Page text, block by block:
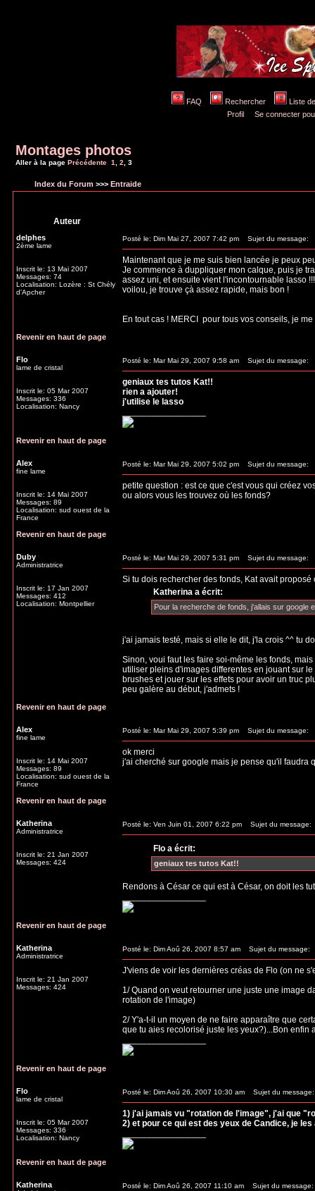
FAQ Rechercher
Liste
Profil
Se connecter
Montages photos
Aller à la page Précédente 1 2 3
Index du Forum >>> Entraide
Auteur
delphes
2ème lame
Inscrit le: 13 Mai 2007
Messages: 74
Localisation: Lozère : St Chély
d'Apcher
Posté le: Dim Mai 27, 2007 7:42 pm Sujet du message:
Maintenant que je me suis bien lancée je peux
Je commence à duppliquer mon calque, puis je
assez uni, et ensuite vient l'incontournable lasso
voilou, je trouve çà assez rapide, mais bon !
En tout cas ! MERCI pour tous vos conseils, je
Revenir en haut de page
Flo
lame de cristal
Inscrit le: 05 Mar 2007
Messages: 336
Localisation: Nancy
Posté le: Mar Mai 29, 2007 9:58 am Sujet du message:
geniaux tes tutos Kat!!
rien a ajouter!
j'utilise le lasso
Revenir en haut de page
Alex
fine lame
Inscrit le: 14 Mai 2007
Messages: 89
Localisation: sud ouest de la
France
Posté le: Mar Mai 29, 2007 5:02 pm Sujet du message:
petite question : est ce que c'est vous qui créez
ou alors vous les trouvez où les fonds?
Revenir en haut de page
Duby
Administratrice
Inscrit le: 17 Jan 2007
Messages: 412
Localisation: Montpellier
Posté le: Mar Mai 29, 2007 5:31 pm Sujet du message:
Si tu dois rechercher des fonds, Kat avait
Katherina a écrit:
Pour la recherche de fonds, j'allais sur google
j'ai jamais testé, mais si elle le dit, j'la crois ^^ tu
Sinon, voui faut les faire soi-même les fonds,
utiliser pleins d'images differentes en jouant sur
brushes et jouer sur les effets pour avoir un truc
peu galère au début, j'admets !
Revenir en haut de page
Alex
fine lame
Inscrit le: 14 Mai 2007
Messages: 89
Localisation: sud ouest de la
France
Posté le: Mar Mai 29, 2007 5:39 pm Sujet du message:
ok merci
j'ai cherché sur google mais je pense qu'il faudra
Revenir en haut de page
Katherina
Administratrice
Inscrit le: 21 Jan 2007
Messages: 424
Posté le: Ven Juin 01, 2007 6:22 pm Sujet du message:
Flo a écrit:
geniaux tes tutos Kat!!
Rendons à César ce qui est à César, on doit les
Revenir en haut de page
Katherina
Administratrice
Inscrit le: 21 Jan 2007
Messages: 424
Posté le: Dim Aoû 26, 2007 8:57 am Sujet du message:
J'viens de voir les dernières créas de Flo (on ne
1/ Quand on veut retourner une juste une image
rotation de l'image)
2/ Y'a-t-il un moyen de ne faire apparaître que
que tu aies recolorisé juste les yeux?)...Bon
Revenir en haut de page
Flo
lame de cristal
Inscrit le: 05 Mar 2007
Messages: 336
Localisation: Nancy
Posté le: Dim Aoû 26, 2007 10:30 am Sujet du message:
1) j'ai jamais vu "rotation de l'image", j'ai que
2) et pour ce qui est des yeux de Candice, je
Revenir en haut de page
Katherina Posté le: Dim Aoû 26, 2007 11:10 am Sujet du message: